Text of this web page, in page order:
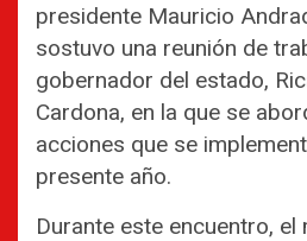
presidente Mauricio
sostuvo una reunión de
gobernador del estado,
Cardona, en la que se
acciones que se
presente año.
Durante este encuentro,